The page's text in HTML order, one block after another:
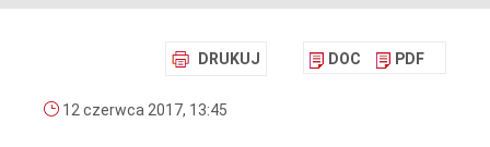
DRUKUJ DOC PDF
12 czerwca 2017, 13:45